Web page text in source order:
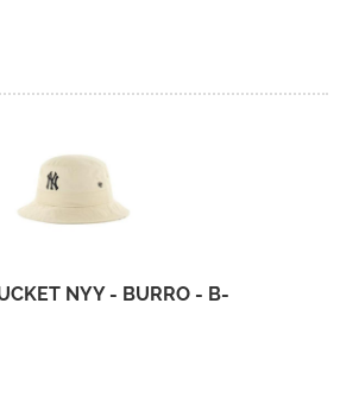
NYY - BURRO - B-